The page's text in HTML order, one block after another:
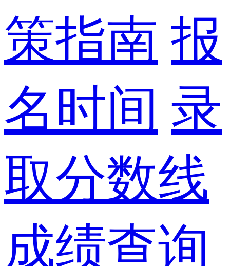
策指南 报
名时间 录
取分数线
成绩查询